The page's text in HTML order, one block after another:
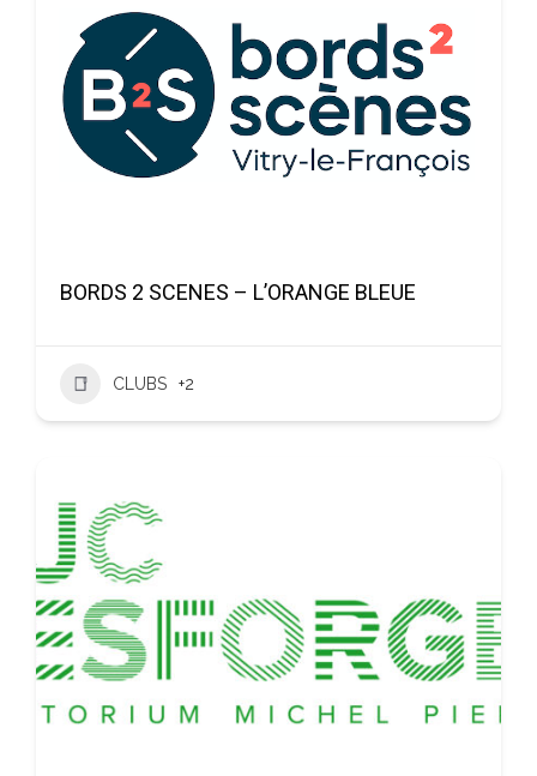
BORDS 2 SCENES – L’ORANGE BLEUE
CLUBS +2